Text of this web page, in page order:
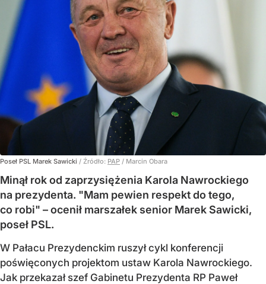
Poseł PSL Marek Sawicki / Źródło: PAP / Marcin Obara
Minął rok od zaprzysiężenia Karola Nawrockiego
na prezydenta. "Mam pewien respekt do tego,
co robi" – ocenił marszałek senior Marek Sawicki,
poseł PSL.
W Pałacu Prezydenckim ruszył cykl konferencji
poświęconych projektom ustaw Karola Nawrockiego.
Jak przekazał szef Gabinetu Prezydenta RP Paweł